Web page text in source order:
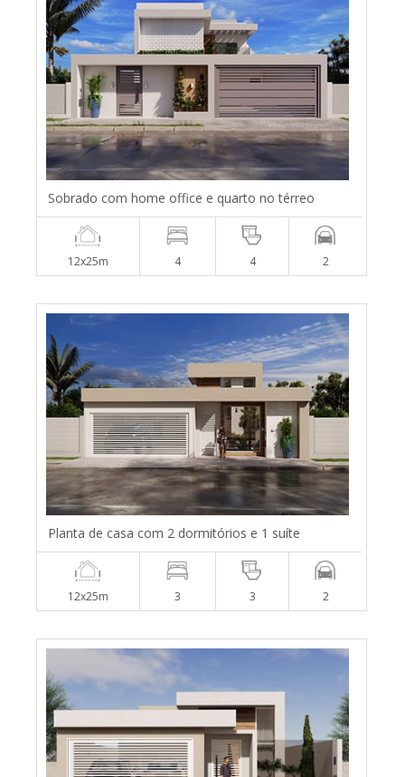
Sobrado com home office e quarto no térreo
12x25m 4 4 2
Planta de casa com 2 dormitórios e 1 suíte
12x25m 3 3 2